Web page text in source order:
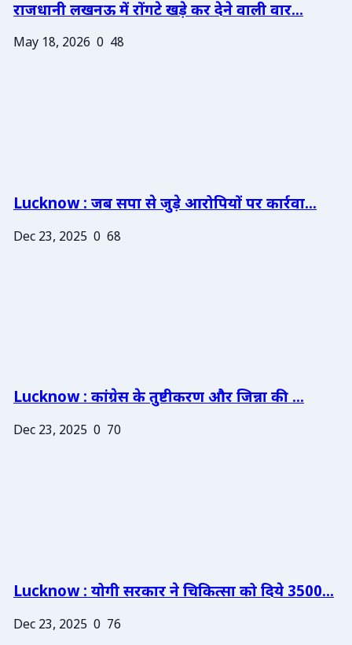
राजधानी लखनऊ में रोंगटे खड़े कर देने वाली वार...
May 18, 2026 0 48
Lucknow : जब सपा से जुड़े आरोपियों पर कार्रवा...
Dec 23, 2025 0 68
Lucknow : कांग्रेस के तुष्टीकरण और जिन्ना की ...
Dec 23, 2025 0 70
Lucknow : योगी सरकार ने चिकित्सा को दिये 3500...
Dec 23, 2025 0 76